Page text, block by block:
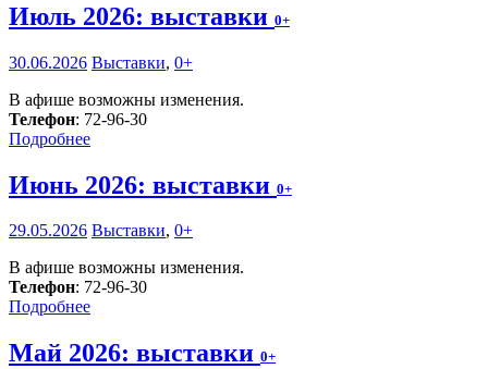
Июль 2026: выставки 0+
30.06.2026 Выставки, 0+
В афише возможны изменения.
Телефон: 72-96-30
Подробнее
Июнь 2026: выставки 0+
29.05.2026 Выставки, 0+
В афише возможны изменения.
Телефон: 72-96-30
Подробнее
Май 2026: выставки 0+